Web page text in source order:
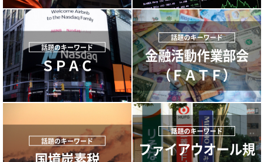
ＳＰＡＣ
金融活動作業部会
（ＦＡＴＦ）
国境炭素税
ファイアウオール規